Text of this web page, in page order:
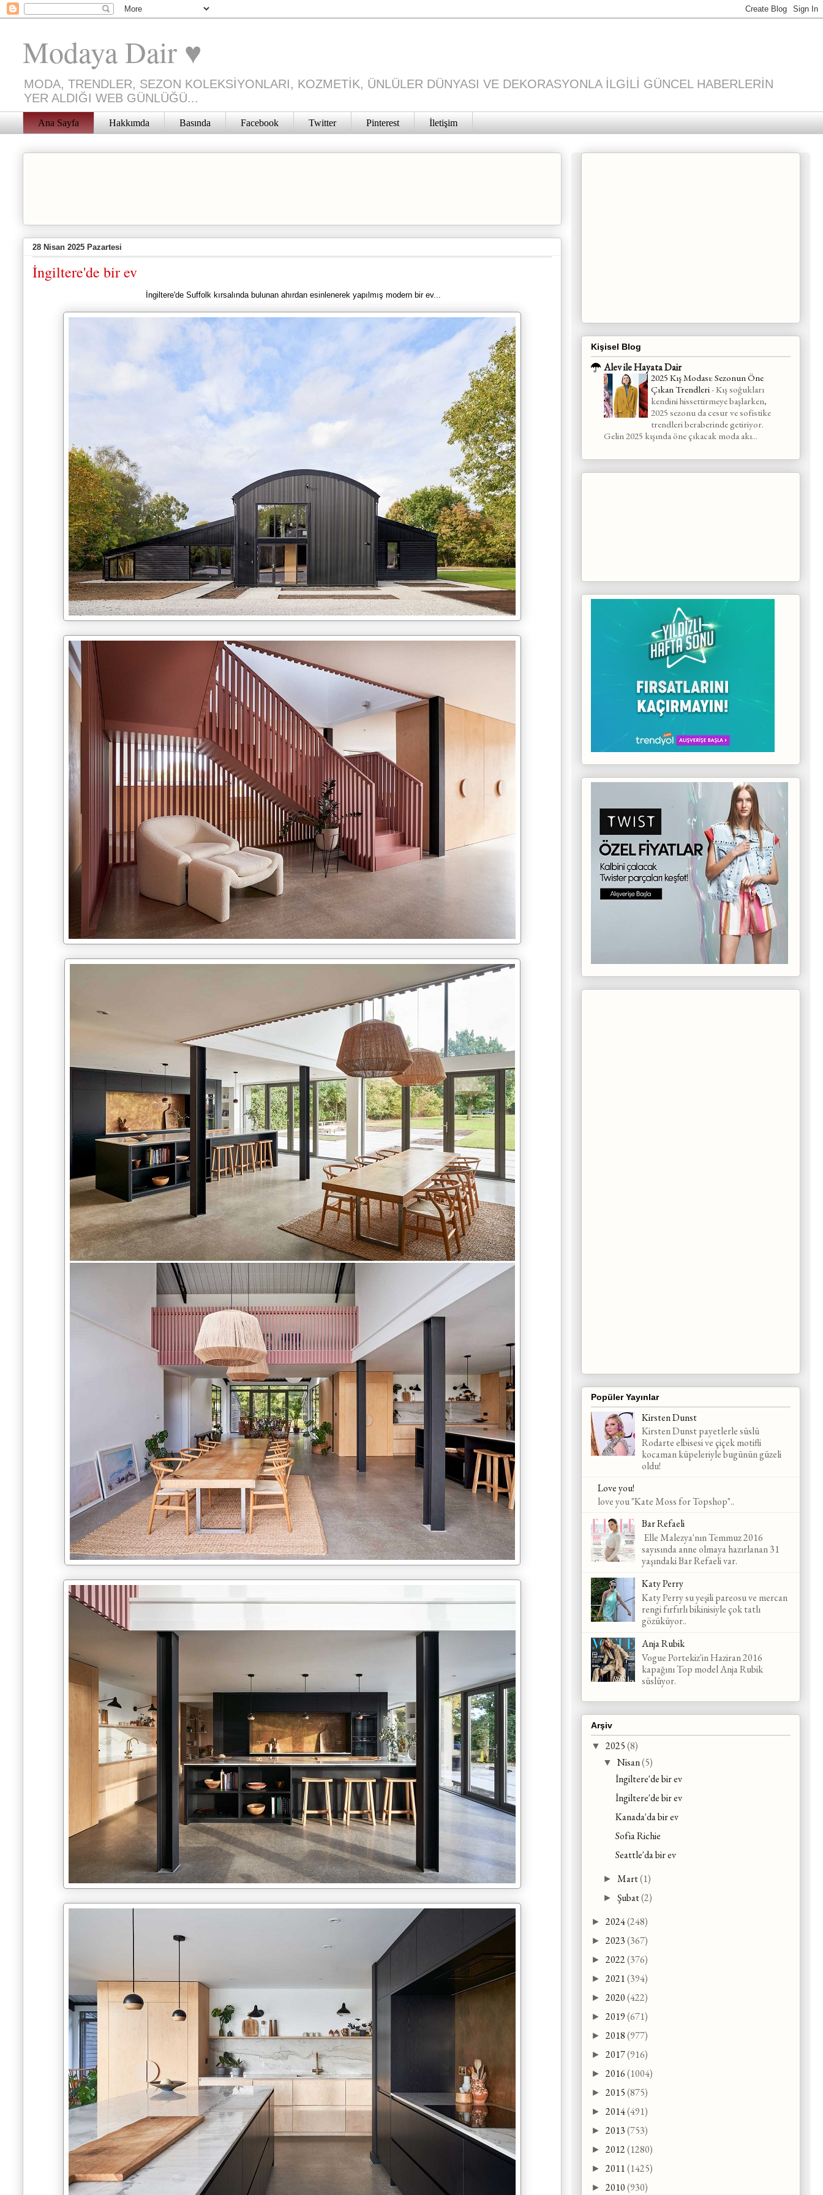
Modaya Dair ♥
MODA, TRENDLER, SEZON KOLEKSİYONLARI, KOZMETİK, ÜNLÜLER DÜNYASI VE DEKORASYONLA İLGİLİ GÜNCEL HABERLERİN
YER ALDIĞI WEB GÜNLÜĞÜ...
Ana Sayfa Hakkımda Basında Facebook Twitter Pinterest İletişim
28 Nisan 2025 Pazartesi
İngiltere'de bir ev
İngiltere'de Suffolk kırsalında bulunan ahırdan esinlenerek yapılmış modern bir ev...
Kişisel Blog
Alev ile Hayata Dair
2025 Kış Modası: Sezonun Öne
Çıkan Trendleri-Kış soğukları
kendini hissettirmeye başlarken,
2025 sezonu da cesur ve sofistike
trendleri beraberinde getiriyor.
Gelin 2025 kışında öne çıkacak moda akı...
Popüler Yayınlar
Kirsten Dunst
Kirsten Dunst payetlerle süslü
Rodarte elbisesi ve çiçek motifli
kocaman küpeleriyle bugünün güzeli
oldu!
Love you!
love you "Kate Moss for Topshop"..
Bar Refaeli
Elle Malezya'nın Temmuz 2016
sayısında anne olmaya hazırlanan 31
yaşındaki Bar Refaeli var.
Katy Perry
Katy Perry su yeşili pareosu ve mercan
rengi fırfırlı bikinisiyle çok tatlı
gözüküyor..
Anja Rubik
Vogue Portekiz'in Haziran 2016
kapağını Top model Anja Rubik
süslüyor.
Arşiv
▼ 2025(8)
▼Nisan(5)
İngiltere'de bir ev
İngiltere'de bir ev
Kanada'da bir ev
Sofia Richie
Seattle'da bir ev
► Mart(1)
►Şubat(2)
► 2024(248)
► 2023(367)
► 2022(376)
► 2021(394)
► 2020(422)
► 2019(671)
► 2018(977)
► 2017(916)
► 2016(1004)
► 2015(875)
► 2014(491)
► 2013(753)
► 2012(1280)
► 2011(1425)
► 2010(930)